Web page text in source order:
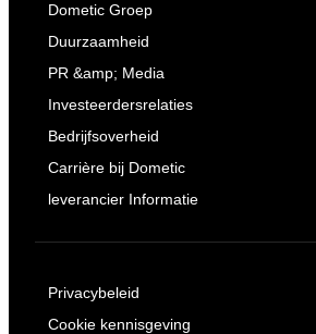
Dometic Groep
Duurzaamheid
PR &amp; Media
Investeerdersrelaties
Bedrijfsoverheid
Carrière bij Dometic
leverancier Informatie
Privacybeleid
Cookie kennisgeving